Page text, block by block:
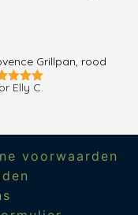
Grillpan, rood
Elly C.
voorwaarden